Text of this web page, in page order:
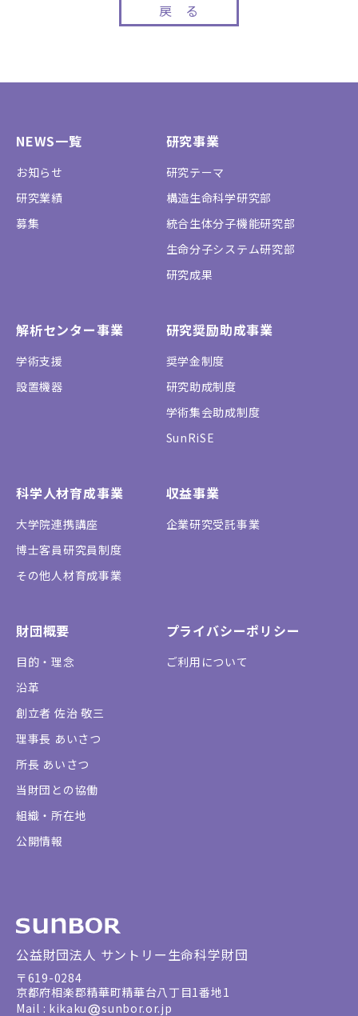
戻 る
NEWS一覧
お知らせ
研究業績
募集
研究事業
研究テーマ
構造生命科学研究部
統合生体分子機能研究部
生命分子システム研究部
研究成果
解析センター事業
学術支援
設置機器
研究奨励助成事業
奨学金制度
研究助成制度
学術集会助成制度
SunRiSE
科学人材育成事業
大学院連携講座
博士客員研究員制度
その他人材育成事業
収益事業
企業研究受託事業
財団概要
目的・理念
沿革
創立者 佐治 敬三
理事長 あいさつ
所長 あいさつ
当財団との協働
組織・所在地
公開情報
プライバシーポリシー
ご利用について
公益財団法人 サントリー生命科学財団
〒619-0284
京都府相楽郡精華町精華台八丁目1番地1
Mail : kikaku
sunbor.or.jp